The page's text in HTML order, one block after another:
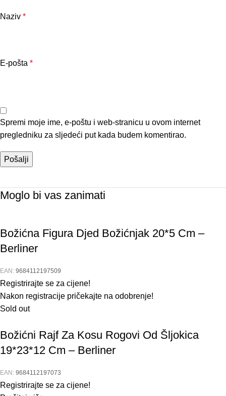
Naziv *
E-pošta *
Spremi moje ime, e-poštu i web-stranicu u ovom internet
pregledniku za sljedeći put kada budem komentirao.
Moglo bi vas zanimati
Božićna Figura Djed Božićnjak 20*5 Cm –
Berliner
EAN: 9684112197509
Registrirajte se za cijene!
Nakon registracije pričekajte na odobrenje!
Sold out
Božićni Rajf Za Kosu Rogovi Od Šljokica
19*23*12 Cm – Berliner
EAN: 9684112197073
Registrirajte se za cijene!